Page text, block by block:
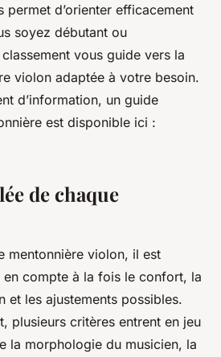
permet d’orienter efficacement
soyez débutant ou
vous guide vers la
violon adaptée à votre besoin.
d’information, un guide
est disponible ici :
de chaque
mentonnière violon, il est
en compte à la fois le confort, la
et les ajustements possibles.
plusieurs critères entrent en jeu
la morphologie du musicien, la